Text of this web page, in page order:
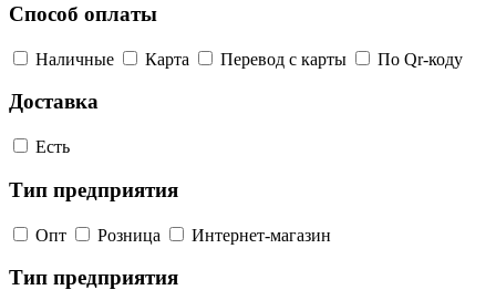
Способ оплаты
Наличные Карта Перевод с карты По Qr-коду
Доставка
Есть
Тип предприятия
Опт Розница Интернет-магазин
Тип предприятия